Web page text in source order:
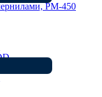
PM-450